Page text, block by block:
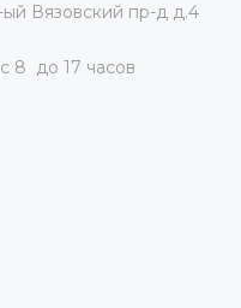
ый Вязовский пр-д д.4
8 до 17 часов